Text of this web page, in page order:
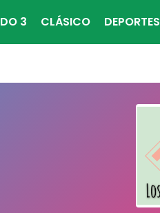
3 CLÁSICO DEPORTES